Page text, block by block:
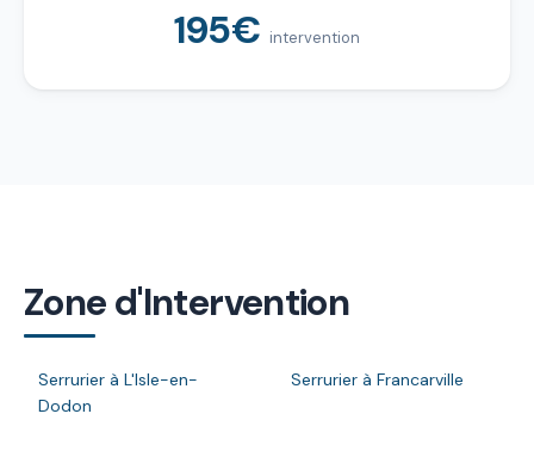
195€ intervention
Zone d'Intervention
Serrurier à L'Isle-en-
Dodon
Serrurier à Francarville